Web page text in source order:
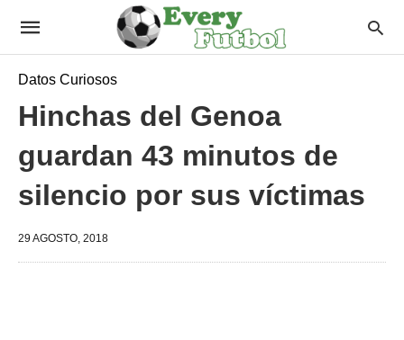
Datos Curiosos
Hinchas del Genoa
guardan 43 minutos de
silencio por sus víctimas
29 AGOSTO, 2018